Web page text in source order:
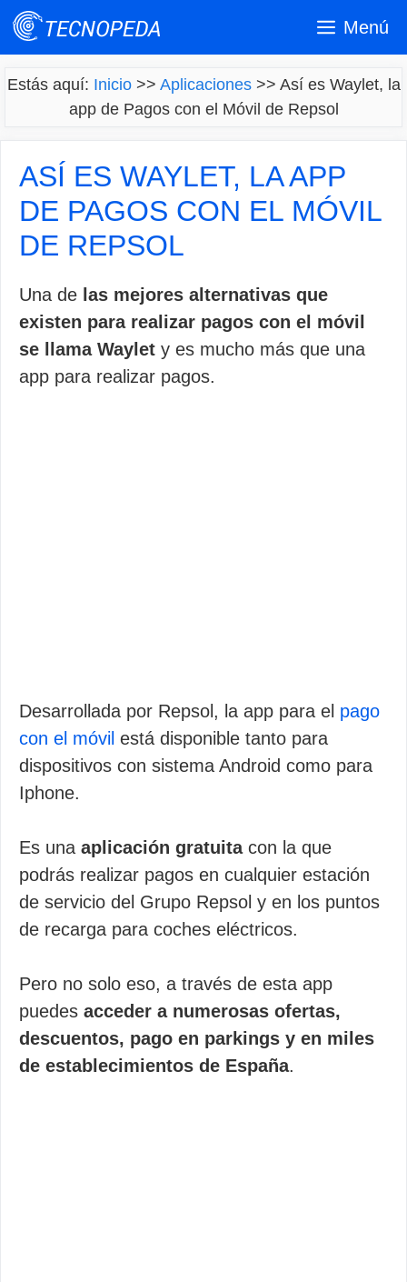
Saltar
Menú
Estás aquí: Inicio>> Aplicaciones>> Así es Waylet, la
app de Pagos con el Móvil de Repsol
ASÍ ES WAYLET, LA APP
DE PAGOS CON EL MÓVIL
DE REPSOL
Una de las mejores alternativas que
existen para realizar pagos con el móvil
se llama Waylet y es mucho más que una
app para realizar pagos.
Desarrollada por Repsol, la app para el pago
con el móvil está disponible tanto para
dispositivos con sistema Android como para
Iphone.
Es una aplicación gratuitacon la que
podrás realizar pagos en cualquier estación
de servicio del Grupo Repsol y en los puntos
de recarga para coches eléctricos.
Pero no solo eso, a través de esta app
puedes acceder a numerosas ofertas,
descuentos, pago en parkings y en miles
de establecimientos de España.